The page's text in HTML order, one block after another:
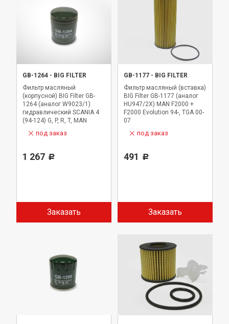
GB-1264 - BIG FILTER
Фильтр масляный
(корпусной) BIG Filter GB-
1264 (аналог W9023/1)
гидравлический SCANIA 4
(94-124) G, P, R, T, MAN
под заказ
1 267 Р
Заказать
GB-1177 - BIG FILTER
Фильтр масляный (вставка)
BIG Filter GB-1177 (аналог
HU947/2X) MAN F2000 +
F2000 Evolution 94-, TGA 00-
07
под заказ
491 Р
Заказать